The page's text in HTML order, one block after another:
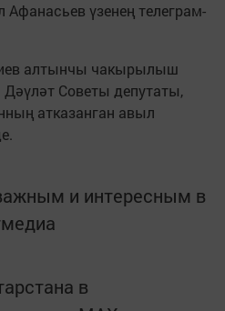
үзенең телеграм-
алтынчы чакырылыш
Советы депутаты,
атказанган авыл
и интересным в
в